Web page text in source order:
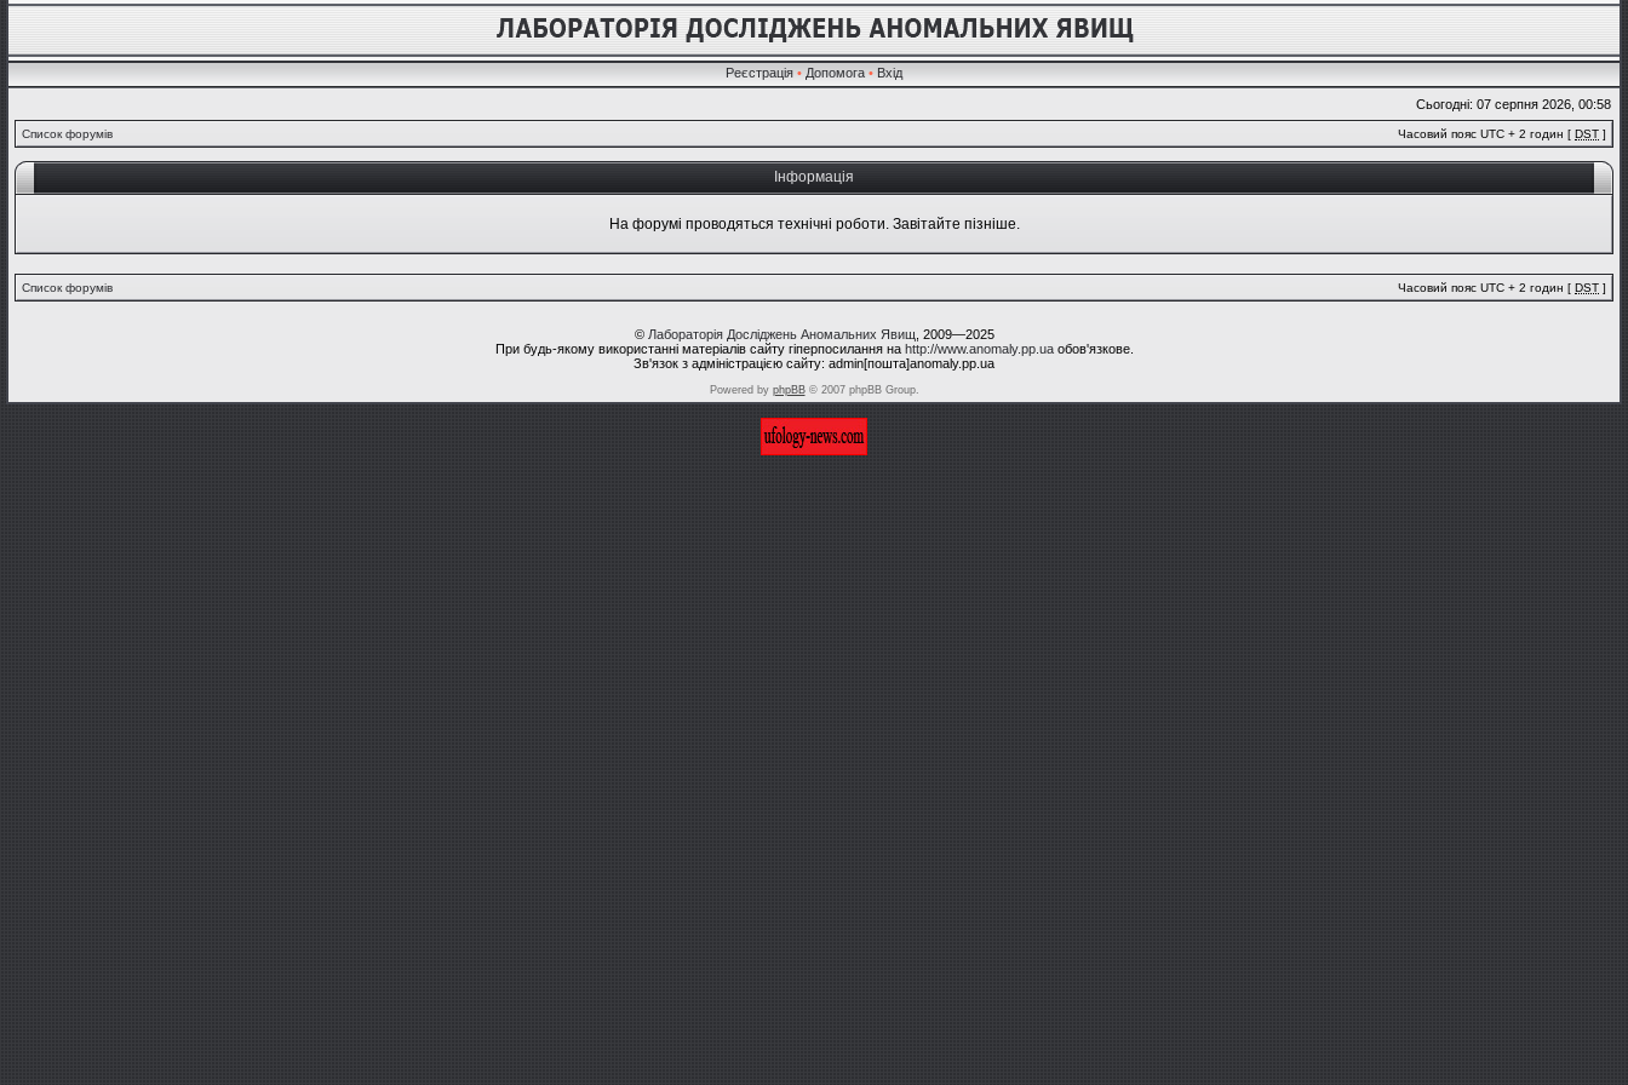
Реєстрація • Допомога • Вхід
Сьогодні: 07 серпня 2026, 00:58
Список форумів Часовий пояс UTC + 2 годин [ DST ]
Інформація
На форумі проводяться технічні роботи. Завітайте пізніше.
Список форумів Часовий пояс UTC + 2 годин [ DST ]
© Лабораторія Досліджень Аномальних Явищ , 2009—2025
При будь-якому використанні матеріалів сайту гіперпосилання на http://www.anomaly.pp.uaобов'язкове.
Зв'язок з адміністрацією сайту: admin[пошта]anomaly.pp.ua
Powered by phpBB© 2007 phpBB Group.